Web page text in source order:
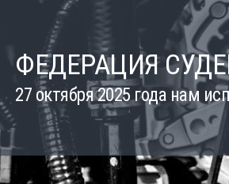
ФЕДЕРАЦИЯ
27 октября 2025 года нам